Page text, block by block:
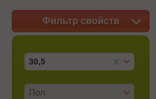
Фильтр свойств
30,5
Пол